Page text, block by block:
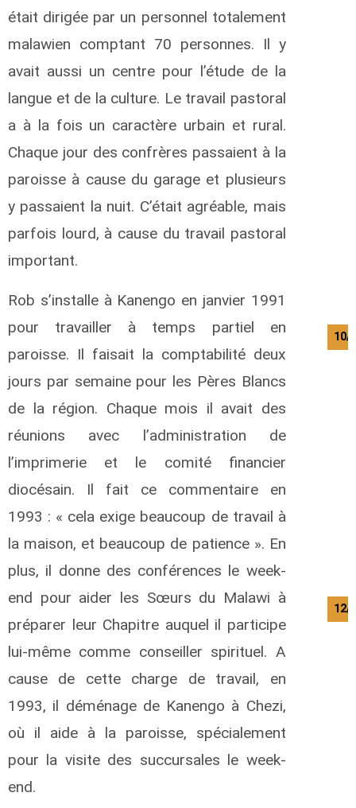
était dirigée par un personnel totalement
malawien comptant 70 personnes. Il y
avait aussi un centre pour l’étude de la
langue et de la culture. Le travail pastoral
a à la fois un caractère urbain et rural.
Chaque jour des confrères passaient à la
paroisse à cause du garage et plusieurs
y passaient la nuit. C’était agréable, mais
parfois lourd, à cause du travail pastoral
important.
Rob s’installe à Kanengo en janvier 1991
pour travailler à temps partiel en
paroisse. Il faisait la comptabilité deux
jours par semaine pour les Pères Blancs
de la région. Chaque mois il avait des
réunions avec l’administration de
l’imprimerie et le comité financier
diocésain. Il fait ce commentaire en
1993 : « cela exige beaucoup de travail à
la maison, et beaucoup de patience ». En
plus, il donne des conférences le week-
end pour aider les Sœurs du Malawi à
préparer leur Chapitre auquel il participe
lui-même comme conseiller spirituel. A
cause de cette charge de travail, en
1993, il déménage de Kanengo à Chezi,
où il aide à la paroisse, spécialement
pour la visite des succursales le week-
end.
10/
12/